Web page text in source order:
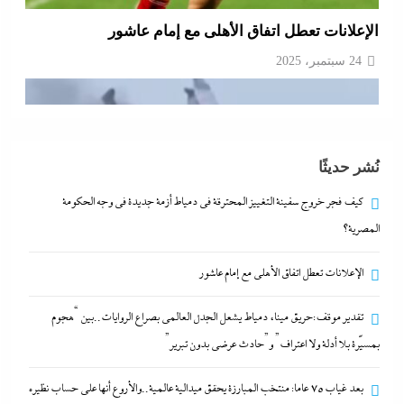
الإعلانات تعطل اتفاق الأهلى مع إمام عاشور
24 سبتمبر، 2025
تقدير موقف:حريق ميناء دمياط يشعل الجدل العالمي
بصراع الروايات..بين “هجوم بمسيّرة بلا أدلة ولا اعتراف”
نُشر حديثًا
كيف فجر خروج سفينة التغييز المحترقة في دمياط أزمة جديدة في وجه الحكومة
المصرية؟
الإعلانات تعطل اتفاق الأهلى مع إمام عاشور
تقدير موقف:حريق ميناء دمياط يشعل الجدل العالمي بصراع الروايات..بين “هجوم
بمسيّرة بلا أدلة ولا اعتراف” و”حادث عرضي بدون تبرير”
بعد غياب 75 عاما: منتخب المبارزة يحقق ميدالية عالمية..والأروع أنها على حساب نظيره